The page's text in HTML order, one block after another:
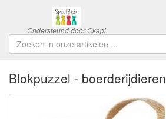
Blokpuzzel - boerderijdieren